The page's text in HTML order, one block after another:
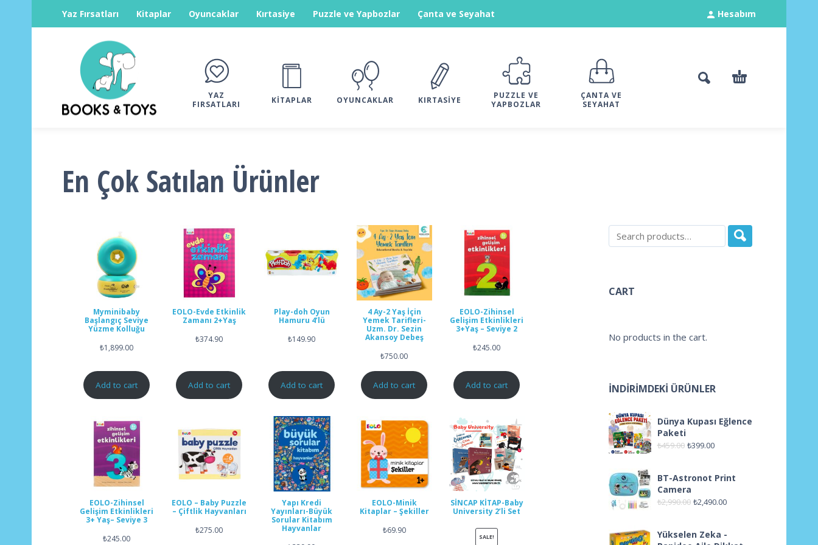
Hesabım
Yaz Fırsatları Kitaplar Oyuncaklar Kırtasiye Puzzle ve Yapbozlar Çanta ve Seyahat
YAZ
FIRSATLARI
KITAPLAR OYUNCAKLAR KIRTASIYE
PUZZLE VE
YAPBOZLAR
ÇANTA VE
SEYAHAT
En Çok Satılan Ürünler
Myminibaby
Başlangıç Seviye
Yüzme Kolluğu
₺1,899.00
Add to cart
EOLO-Evde Etkinlik
Zamanı 2+Yaş
₺374.90
Add to cart
Play-doh Oyun
Hamuru 4’lü
₺149.90
Add to cart
4 Ay-2 Yaş İçin
Yemek Tarifleri-
Uzm. Dr. Sezin
Akansoy Debeş
₺750.00
Add to cart
EOLO-Zihinsel
Gelişim Etkinlikleri
3+Yaş – Seviye 2
₺245.00
Add to cart
EOLO-Zihinsel
Gelişim Etkinlikleri
3+ Yaş– Seviye 3
₺245.00
EOLO – Baby Puzzle
– Çiftlik Hayvanları
₺275.00
Yapı Kredi
Yayınları-Büyük
Sorular Kitabım
Hayvanlar
EOLO-Minik
Kitaplar – Şekiller
₺69.90
SİNCAP KİTAP-Baby
University 2’li Set
SALE!
CART
No products in the cart.
İNDIRIMDEKI ÜRÜNLER
Dünya Kupası Eğlence
Paketi
₺459.00 ₺399.00
BT-Astronot Print
Camera
₺2,990.00 ₺2,490.00
Yükselen Zeka -